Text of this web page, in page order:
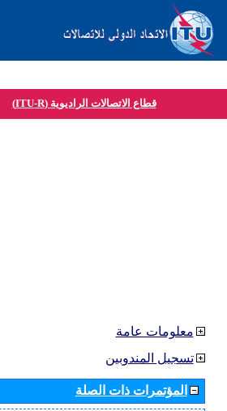
قطاع الاتصالات الراديوية (ITU-R)
معلومات عامة
تسجيل المندوبين
المؤتمرات ذات الصلة